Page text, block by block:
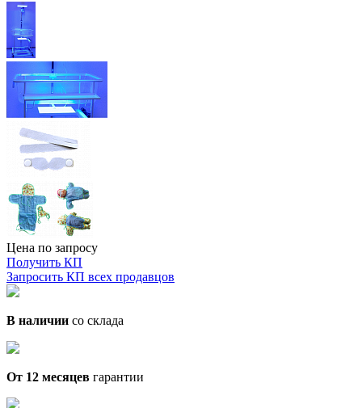
Цена по запросу
Получить КП
Запросить КП всех продавцов
В наличии со склада
От 12 месяцев гарантии